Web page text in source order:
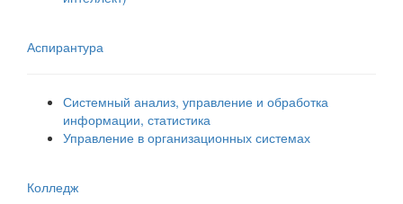
Аспирантура
Системный анализ, управление и обработка
информации, статистика
Управление в организационных системах
Колледж